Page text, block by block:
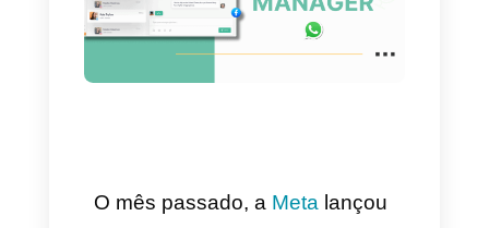
necessidade de
código [Guia